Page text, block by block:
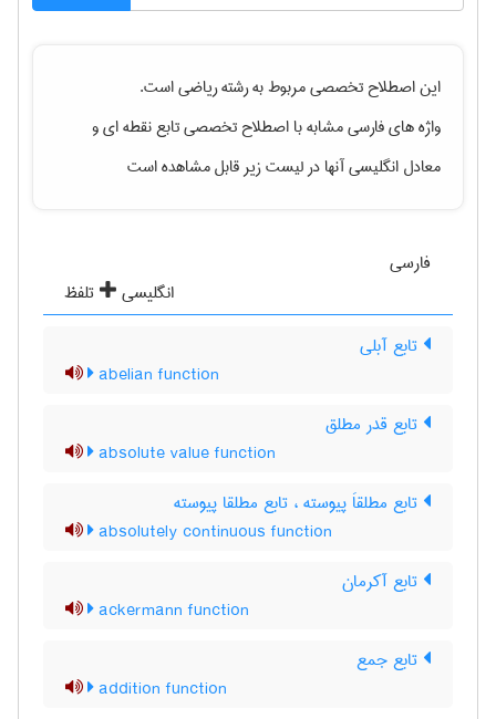
این اصطلاح تخصصی مربوط به رشتهرياضیاست.
واژه های فارسی مشابه با اصطلاح تخصصیتابع نقطه ایو
معادل انگلیسی آنها در لیست زیر قابل مشاهده است
فارسی
انگلیسی
تلفظ
تابع آبلی
abelian function
تابع قدر مطلق
absolute value function
تابع مطلقاَ پیوسته ، تابع مطلقا پیوسته
absolutely continuous function
تابع آکرمان
ackermann function
تابع جمع
addition function